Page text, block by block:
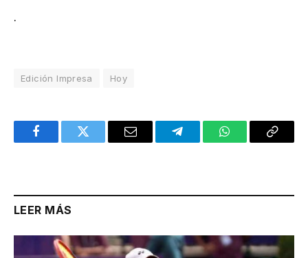
.
Edición Impresa Hoy
FacebookTwitter Email TelegramWhatsAppCopy
LEER MÁS